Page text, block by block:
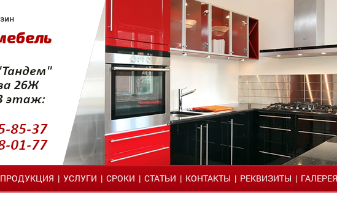
ПРОДУКЦИЯ | УСЛУГИ | СРОКИ | СТАТЬИ | КОНТАКТЫ | РЕКВИЗИТЫ | ГАЛЕРЕЯ